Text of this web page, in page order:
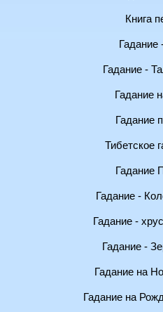
Книга
Гадание
Гадание -
Гадание
Гадание
Тибетское
Гадание
Гадание -
Гадание -
Гадание -
Гадание на
Гадание на